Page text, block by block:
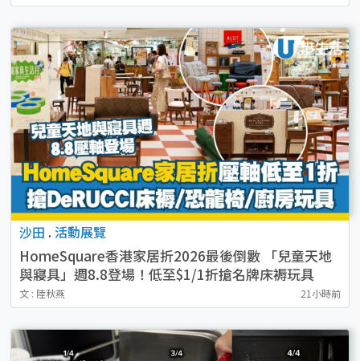
沙田 . 活動展覽
HomeSquare香港家居折2026最後倒數 「兒童天地
與寢具」週8.8登場！低至$1/1折搶名牌床褥玩具
文 : 陸秋燕 21小時前